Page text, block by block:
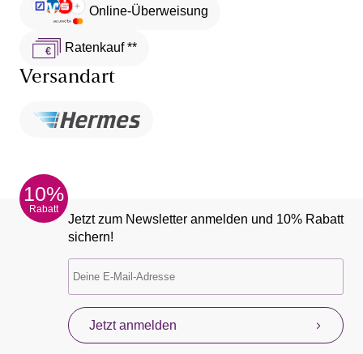
Online-Überweisung
Ratenkauf **
Versandart
10%
Rabatt
Jetzt zum Newsletter anmelden und 10% Rabatt
sichern!
Jetzt anmelden